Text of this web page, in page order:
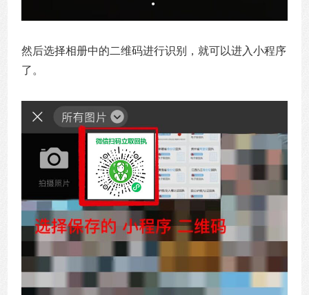
然后选择相册中的二维码进行识别，就可以进入小程序
了。